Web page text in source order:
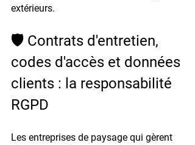
extérieurs.
🛡️ Contrats d'entretien,
codes d'accès et données
clients : la responsabilité
RGPD
Les entreprises de paysage qui gèrent